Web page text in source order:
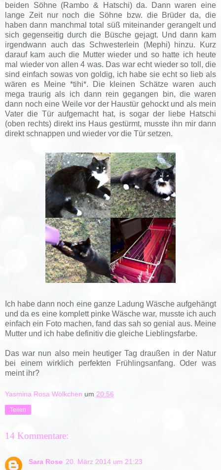
beiden Söhne (Rambo & Hatschi) da. Dann waren eine
lange Zeit nur noch die Söhne bzw. die Brüder da, die
haben dann manchmal total süß miteinander gerangelt und
sich gegenseitig durch die Büsche gejagt. Und dann kam
irgendwann auch das Schwesterlein (Mephi) hinzu. Kurz
darauf kam auch die Mutter wieder und so hatte ich heute
mal wieder von allen 4 was. Das war echt wieder so toll, die
sind einfach sowas von goldig, ich habe sie echt so lieb als
wären es Meine *tihi*. Die kleinen Schätze waren auch
mega traurig als ich dann rein gegangen bin, die waren
dann noch eine Weile vor der Haustür gehockt und als mein
Vater die Tür aufgemacht hat, is sogar der liebe Hatschi
(oben rechts) direkt ins Haus gestürmt, musste ihn mir dann
direkt schnappen und wieder vor die Tür setzen.
Ich habe dann noch eine ganze Ladung Wäsche aufgehängt
und da es eine komplett pinke Wäsche war, musste ich auch
einfach ein Foto machen, fand das sah so genial aus. Meine
Mutter und ich habe definitiv die gleiche Lieblingsfarbe.
Das war nun also mein heutiger Tag draußen in der Natur
bei einem wirklich perfekten Frühlingsanfang. Oder was
meint ihr?
Yasmina Rosa Wölkchen um 20:56
Teilen
14 Kommentare:
Sara Rose 20. März 2014 um 21:23